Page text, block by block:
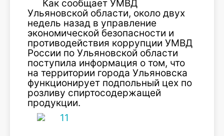
Как сообщает УМВД
Ульяновской области, около двух
недель назад в управление
экономической безопасности и
противодействия коррупции УМВД
России по Ульяновской области
поступила информация о том, что
на территории города Ульяновска
функционирует подпольный цех по
розливу спиртосодержащей
продукции.